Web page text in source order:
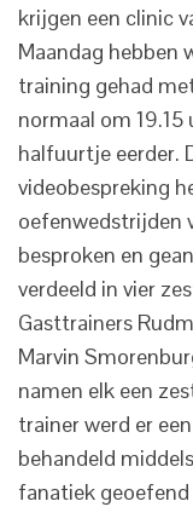
krijgen een clinic
Maandag hebben
training gehad
normaal om
halfuurtje eerder.
videobespreking
oefenwedstrijden
besproken en
verdeeld in vier
Gasttrainers
Marvin
namen elk een
trainer werd er
behandeld
fanatiek